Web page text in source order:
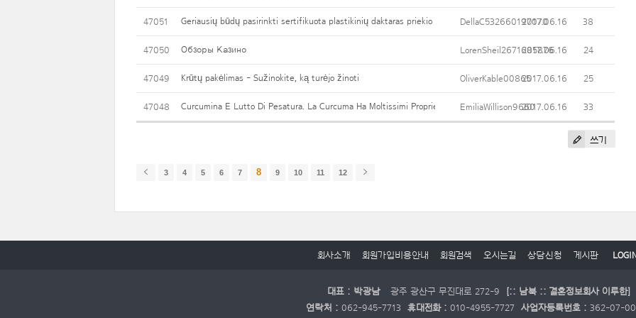
47051 Geriausių būdų pasirinkti sertifikuota plastikinių daktaras priekio chirurgijos procedūra
DellaC532660197070
2017.06.16 38
47050 Обзоры Казино LorenSheil2671685876
2017.06.16 24
47049 Krūtų pakėlimas - Sužinokite, ką turėjo žinoti OliverKable008652017.06.16 25
47048 Curcumina E Lutto Di Pesatura. La Curcuma Ha Moltissimi Proprietà EmiliaWillison96602017.06.16 33
쓰기
3 4 5 6 7 8 9 10 11 12
회사소개 회원가입비용안내 회원검색 오시는길 상담신청 게시판 LOGIN
대표 : 박광남 광주 광산구 무진대로 272-9
[:: 남북 :: 결혼정보회사 이루한]
연락처 : 062-945-7713 휴대전화 : 010-4955-7727 사업자등록번호 : 362-07-